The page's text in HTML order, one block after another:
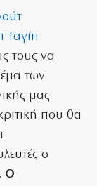
Ταγίπ
τους να
των
μας
που θα
ο
Ο